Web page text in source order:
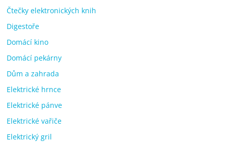
Čtečky elektronických knih
Digestoře
Domácí kino
Domácí pekárny
Dům a zahrada
Elektrické hrnce
Elektrické pánve
Elektrické vařiče
Elektrický gril